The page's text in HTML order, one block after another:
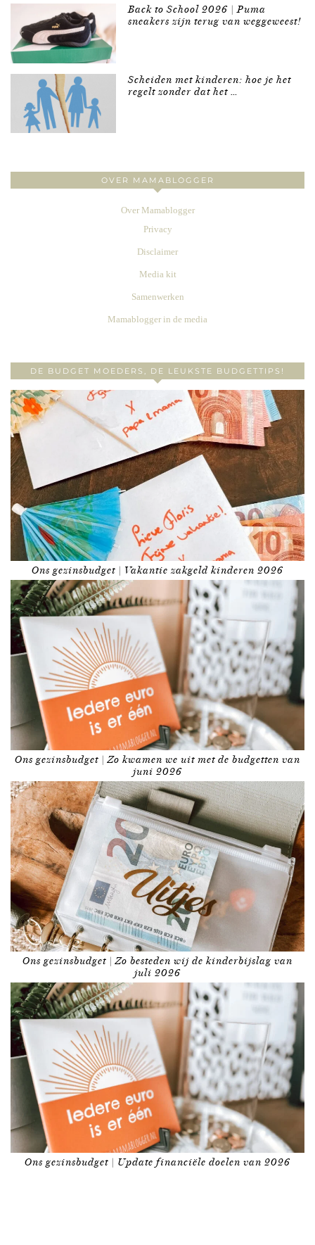
Back to School 2026 | Puma
sneakers zijn terug van weggeweest!
Scheiden met kinderen: hoe je het
regelt zonder dat het …
OVER MAMABLOGGER
Over Mamablogger
Privacy
Disclaimer
Media kit
Samenwerken
Mamablogger in de media
DE BUDGET MOEDERS, DE LEUKSTE BUDGETTIPS!
Ons gezinsbudget | Vakantie zakgeld kinderen 2026
Ons gezinsbudget | Zo kwamen we uit met de budgetten van
juni 2026
Ons gezinsbudget | Zo besteden wij de kinderbijslag van
juli 2026
Ons gezinsbudget | Update financiële doelen van 2026